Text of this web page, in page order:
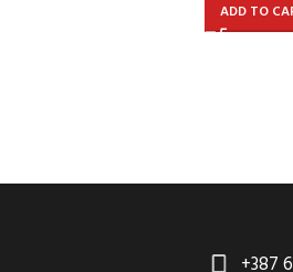
ADD TO
+387